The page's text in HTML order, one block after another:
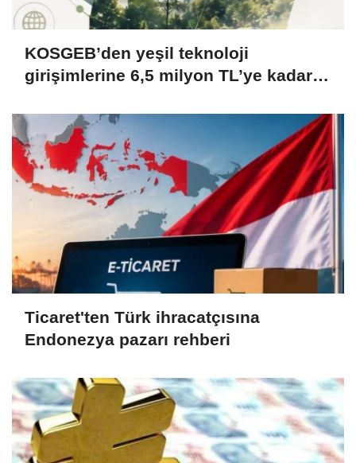
KOSGEB’den yeşil teknoloji
girişimlerine 6,5 milyon TL’ye kadar
Ticaret'ten Türk ihracatçısına
Endonezya pazarı rehberi